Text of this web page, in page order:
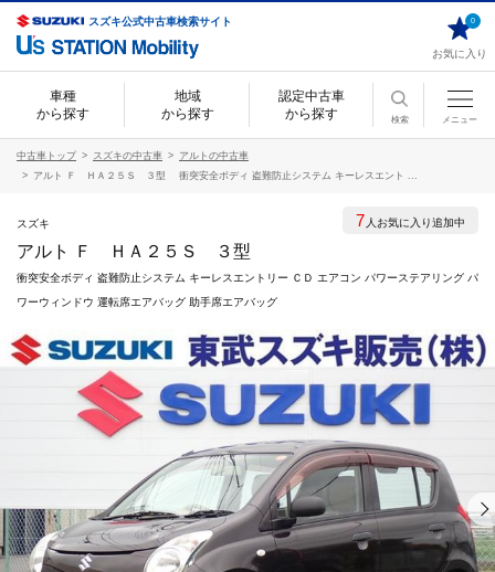
スズキ公式中古車検索サイト
お気に入り
0
車種
から探す
地域
から探す
認定中古車
から探す
検索 メニュー
中古車トップ スズキの中古車
アルトの中古車
アルト Ｆ ＨＡ２５Ｓ ３型 衝突安全ボディ 盗難防止システム キーレスエント ...
スズキ
アルト Ｆ ＨＡ２５Ｓ ３型
衝突安全ボディ 盗難防止システム キーレスエントリー ＣＤ エアコン パワーステアリング パ
ワーウィンドウ 運転席エアバッグ 助手席エアバッグ
7 人お気に入り追加中